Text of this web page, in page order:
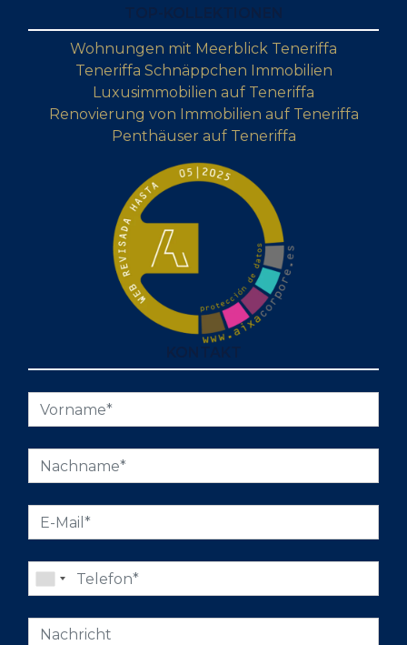
Wohnungen mit Meerblick Teneriffa
Teneriffa Schnäppchen Immobilien
Luxusimmobilien auf Teneriffa
Renovierung von Immobilien auf Teneriffa
Penthäuser auf Teneriffa